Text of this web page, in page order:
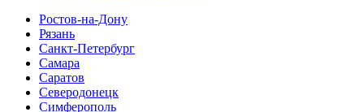
Ростов-на-Дону
Рязань
Санкт-Петербург
Самара
Саратов
Северодонецк
Симферополь